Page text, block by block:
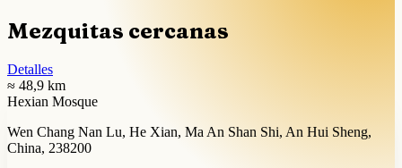
Mezquitas cercanas
Detalles
≈ 48,9 km
Hexian Mosque
Wen Chang Nan Lu, He Xian, Ma An Shan Shi, An Hui Sheng,
China, 238200